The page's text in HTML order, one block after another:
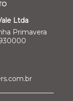
Ltda
Primavera